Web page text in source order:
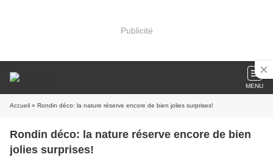
Publicité
MENU
Accueil » Rondin déco: la nature réserve encore de bien jolies surprises!
Rondin déco: la nature réserve encore de bien
jolies surprises!